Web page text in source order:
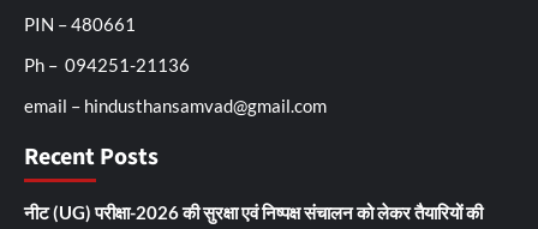
PIN – 480661
Ph – 094251-21136
email – hindusthansamvad@gmail.com
Recent Posts
नीट (UG) परीक्षा-2026 की सुरक्षा एवं निष्पक्ष संचालन को लेकर तैयारियों की